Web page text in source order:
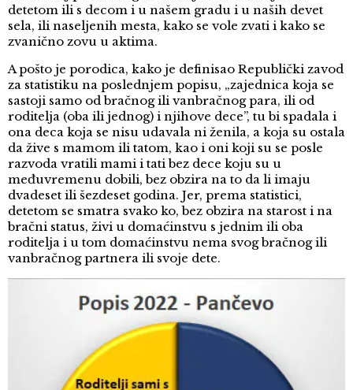
detetom ili s decom i u našem gradu i u naših devet
sela, ili naseljenih mesta, kako se vole zvati i kako se
zvanično zovu u aktima.
A pošto je porodica, kako je definisao Republički zavod
za statistiku na poslednjem popisu, „zajednica koja se
sastoji samo od bračnog ili vanbračnog para, ili od
roditelja (oba ili jednog) i njihove dece”, tu bi spadala i
ona deca koja se nisu udavala ni ženila, a koja su ostala
da žive s mamom ili tatom, kao i oni koji su se posle
razvoda vratili mami i tati bez dece koju su u
međuvremenu dobili, bez obzira na to da li imaju
dvadeset ili šezdeset godina. Jer, prema statistici,
detetom se smatra svako ko, bez obzira na starost i na
bračni status, živi u domaćinstvu s jednim ili oba
roditelja i u tom domaćinstvu nema svog bračnog ili
vanbračnog partnera ili svoje dete.